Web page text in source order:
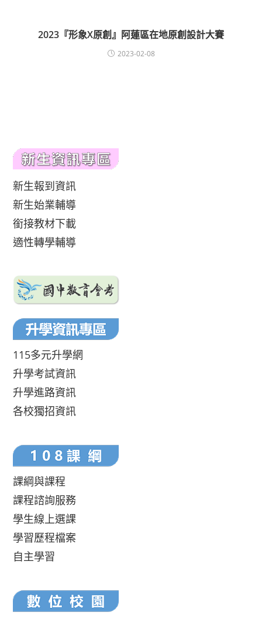
2023『形象X原創』阿蓮區在地原創設計大賽
2023-02-08
新生報到資訊
新生始業輔導
銜接教材下載
適性轉學輔導
115多元升學網
升學考試資訊
升學進路資訊
各校獨招資訊
課綱與課程
課程諮詢服務
學生線上選課
學習歷程檔案
自主學習